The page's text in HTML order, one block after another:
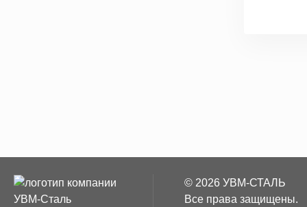
© 2026 УВМ-СТАЛЬ
Все права защищены.